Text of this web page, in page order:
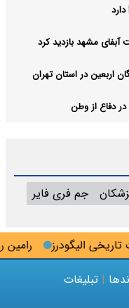
رامین الیگودرز
مشهد بازدید کرد
اربعین در استان تهران
دفاع از وطن
جم فری فایر
| تبلیغات